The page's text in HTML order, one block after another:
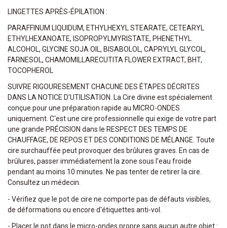
LINGETTES APRÈS-ÉPILATION :
PARAFFINUM LIQUIDUM, ETHYLHEXYL STEARATE, CETEARYL
ETHYLHEXANOATE, ISOPROPYLMYRISTATE, PHENETHYL
ALCOHOL, GLYCINE SOJA OIL, BISABOLOL, CAPRYLYL GLYCOL,
FARNESOL, CHAMOMILLARECUTITA FLOWER EXTRACT, BHT,
TOCOPHEROL
SUIVRE RIGOURESEMENT CHACUNE DES ÉTAPES DÉCRITES
DANS LA NOTICE D'UTILISATION. La Cire divine est spécialement
conçue pour une préparation rapide au MICRO-ONDES
uniquement. C'est une cire professionnelle qui exige de votre part
une grande PRÉCISION dans le RESPECT DES TEMPS DE
CHAUFFAGE, DE REPOS ET DES CONDITIONS DE MÉLANGE. Toute
cire surchauffée peut provoquer des brûlures graves. En cas de
brûlures, passer immédiatement la zone sous l'eau froide
pendant au moins 10 minutes. Ne pas tenter de retirer la cire.
Consultez un médecin.
- Vérifiez que le pot de cire ne comporte pas de défauts visibles,
de déformations ou encore d'étiquettes anti-vol.
- Placer le pot dans le micro-ondes propre sans aucun autre objet :